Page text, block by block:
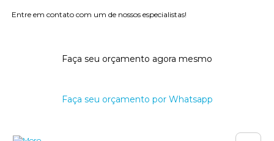
Entre em contato com um de nossos especialistas!
Faça seu orçamento agora mesmo
Faça seu orçamento por Whatsapp